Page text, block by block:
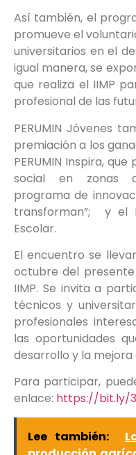
Así también, el
promueve el
universitarios en el
igual manera, se
que realiza el IIMP
profesional de las
PERUMIN Jóvenes
premiación a los
PERUMIN Inspira,
social en zonas
programa de
transforman”; y el
Escolar.
El encuentro se
octubre del
IIMP. Se invita a
técnicos y
profesionales
las oportunidades
desarrollo y la mejora
Para participar,
enlace: https://bit.ly/
Lee también: